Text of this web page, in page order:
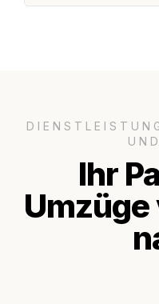
Ihr